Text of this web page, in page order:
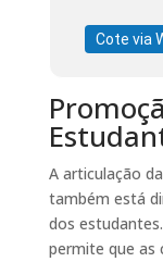
Cote via
A articulação
também está
dos
permite que as